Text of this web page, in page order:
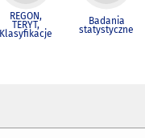
REGON,
TERYT,
Klasyfikacje
Badania
statystyczne